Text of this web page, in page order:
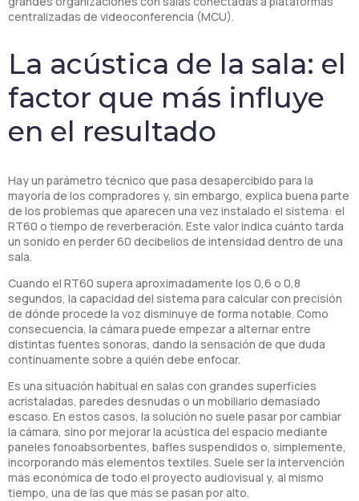
centralizadas de videoconferencia (MCU).
La acústica de la sala: el
factor que más influye
en el resultado
Hay un parámetro técnico que pasa desapercibido para la
mayoría de los compradores y, sin embargo, explica buena parte
de los problemas que aparecen una vez instalado el sistema: el
RT60 o tiempo de reverberación. Este valor indica cuánto tarda
un sonido en perder 60 decibelios de intensidad dentro de una
sala.
Cuando el RT60 supera aproximadamente los 0,6 o 0,8
segundos, la capacidad del sistema para calcular con precisión
de dónde procede la voz disminuye de forma notable. Como
consecuencia, la cámara puede empezar a alternar entre
distintas fuentes sonoras, dando la sensación de que duda
continuamente sobre a quién debe enfocar.
Es una situación habitual en salas con grandes superficies
acristaladas, paredes desnudas o un mobiliario demasiado
escaso. En estos casos, la solución no suele pasar por cambiar
la cámara, sino por mejorar la acústica del espacio mediante
paneles fonoabsorbentes, bafles suspendidos o, simplemente,
incorporando más elementos textiles. Suele ser la intervención
más económica de todo el proyecto audiovisual y, al mismo
tiempo, una de las que más se pasan por alto.